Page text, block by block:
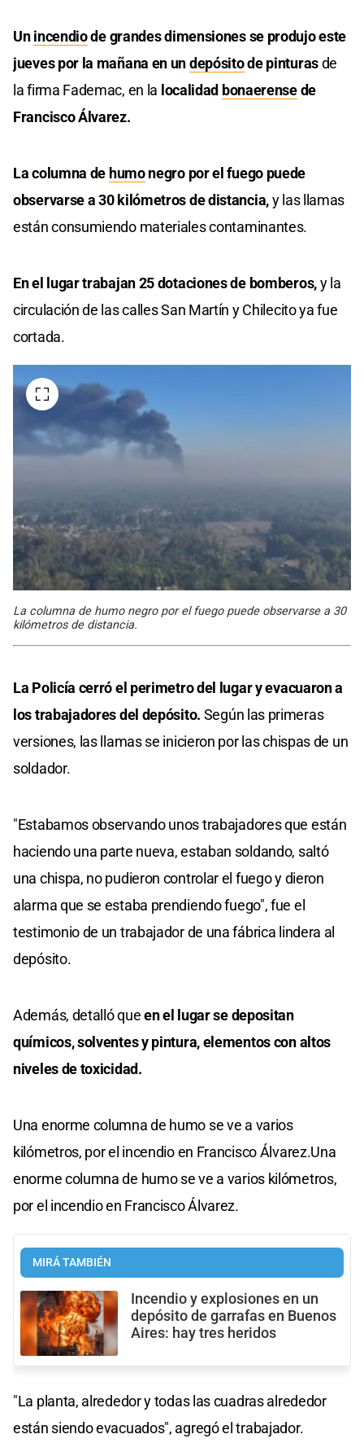
Unincendiode grandes dimensiones se produjo este
jueves por la mañana en undepósitode pinturasde
la firma Fademac, en la localidad bonaerensede
Francisco Álvarez.
La columna de humonegro por el fuego puede
observarse a 30 kilómetros de distancia,y las llamas
están consumiendo materiales contaminantes.
En el lugar trabajan 25 dotaciones de bomberos,y la
circulación de las calles San Martín y Chilecito ya fue
cortada.
La columna de humo negro por el fuego puede observarse a 30
kilómetros de distancia.
La Policía cerró el perimetro del lugar y evacuaron a
los trabajadores del depósito. Según las primeras
versiones, las llamas se inicieron por las chispas de un
soldador.
"Estabamos observando unos trabajadores que están
haciendo una parte nueva, estaban soldando, saltó
una chispa, no pudieron controlar el fuego y dieron
alarma que se estaba prendiendo fuego", fue el
testimonio de un trabajador de una fábrica lindera al
depósito.
Además, detalló queen el lugar se depositan
químicos, solventes y pintura, elementos con altos
niveles de toxicidad.
Una enorme columna de humo se ve a varios
kilómetros, por el incendio en Francisco Álvarez.Una
enorme columna de humo se ve a varios kilómetros,
por el incendio en Francisco Álvarez.
MIRÁ TAMBIÉN
Incendio y explosiones en un
depósito de garrafas en Buenos
Aires: hay tres heridos
"La planta, alrededor y todas las cuadras alrededor
están siendo evacuados", agregó el trabajador.